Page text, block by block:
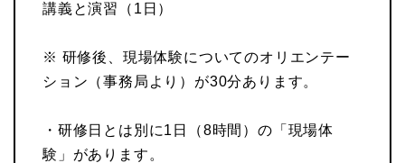
講義と演習（1日）
※ 研修後、現場体験についてのオリエンテー
ション（事務局より）が30分あります。
・研修日とは別に1日（8時間）の「現場体
験」があります。